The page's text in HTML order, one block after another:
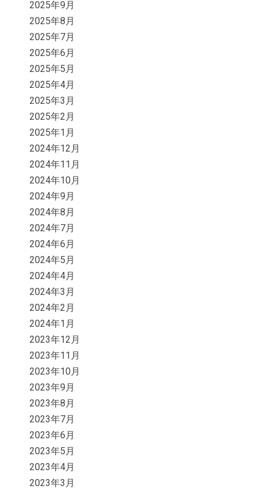
2025年9月
2025年8月
2025年7月
2025年6月
2025年5月
2025年4月
2025年3月
2025年2月
2025年1月
2024年12月
2024年11月
2024年10月
2024年9月
2024年8月
2024年7月
2024年6月
2024年5月
2024年4月
2024年3月
2024年2月
2024年1月
2023年12月
2023年11月
2023年10月
2023年9月
2023年8月
2023年7月
2023年6月
2023年5月
2023年4月
2023年3月